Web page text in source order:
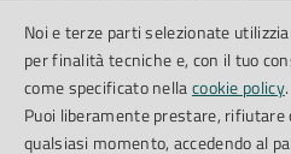
Obiettivi di accessibilità
Segnalazioni accessibilità
Noi e terze parti selezionate
per finalità tecniche e, con il tuo
come specificato nellacookie policy.
Puoi liberamente prestare, rifiutare
qualsiasi momento, accedendo al